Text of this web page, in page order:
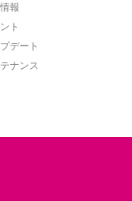
報
ト
デート
ナンス